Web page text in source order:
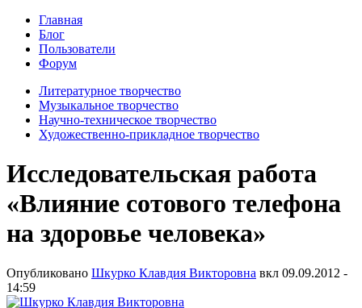
Главная
Блог
Пользователи
Форум
Литературное творчество
Музыкальное творчество
Научно-техническое творчество
Художественно-прикладное творчество
Исследовательская работа
«Влияние сотового телефона
на здоровье человека»
Опубликовано Шкурко Клавдия Викторовна вкл 09.09.2012 -
14:59